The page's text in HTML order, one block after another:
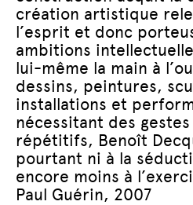
création artistique
l’esprit et donc
ambitions
lui-même la main à
dessins, peintures,
installations et
nécessitant des
répétitifs, Benoît
pourtant ni à la
encore moins à
Paul Guérin, 2007